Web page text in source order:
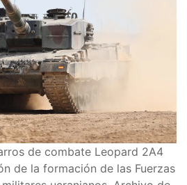
de combate Leopard 2A4
de la formación de las Fuerzas